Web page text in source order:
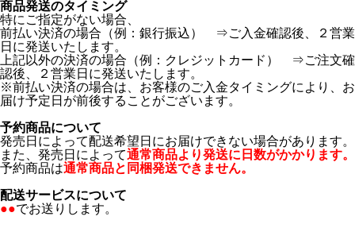
商品発送のタイミング
特にご指定がない場合、
前払い決済の場合（例：銀行振込） ⇒ご入金確認後、２営業
日に発送いたします。
上記以外の決済の場合（例：クレジットカード） ⇒ご注文確
認後、２営業日に発送いたします。
※前払い決済の場合は、お客様のご入金タイミングにより、お
届け予定日が前後することがございます。
予約商品について
発売日によって配送希望日にお届けできない場合があります。
また、発売日によって通常商品より発送に日数がかかります。
予約商品は通常商品と同梱発送できません。
配送サービスについて
●●でお送りします。